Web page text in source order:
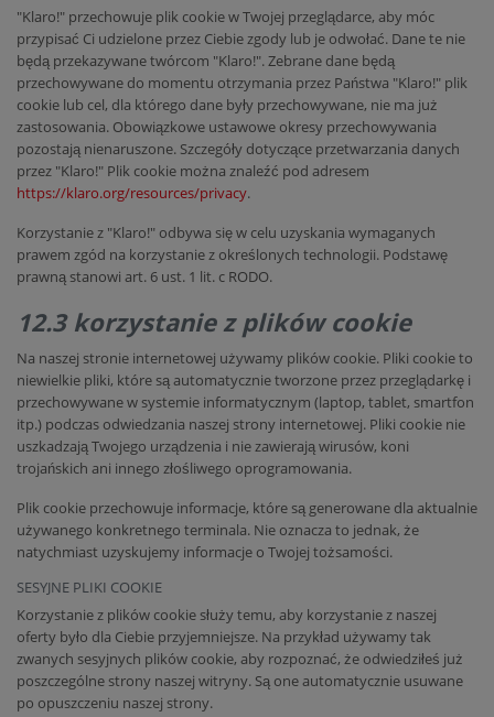
"Klaro!" przechowuje plik cookie w Twojej przeglądarce, aby móc
przypisać Ci udzielone przez Ciebie zgody lub je odwołać. Dane te nie
będą przekazywane twórcom "Klaro!". Zebrane dane będą
przechowywane do momentu otrzymania przez Państwa "Klaro!" plik
cookie lub cel, dla którego dane były przechowywane, nie ma już
zastosowania. Obowiązkowe ustawowe okresy przechowywania
pozostają nienaruszone. Szczegóły dotyczące przetwarzania danych
przez "Klaro!" Plik cookie można znaleźć pod adresem
https://klaro.org/resources/privacy.
Korzystanie z "Klaro!" odbywa się w celu uzyskania wymaganych
prawem zgód na korzystanie z określonych technologii. Podstawę
prawną stanowi art. 6 ust. 1 lit. c RODO.
12.3 korzystanie z plików cookie
Na naszej stronie internetowej używamy plików cookie. Pliki cookie to
niewielkie pliki, które są automatycznie tworzone przez przeglądarkę i
przechowywane w systemie informatycznym (laptop, tablet, smartfon
itp.) podczas odwiedzania naszej strony internetowej. Pliki cookie nie
uszkadzają Twojego urządzenia i nie zawierają wirusów, koni
trojańskich ani innego złośliwego oprogramowania.
Plik cookie przechowuje informacje, które są generowane dla aktualnie
używanego konkretnego terminala. Nie oznacza to jednak, że
natychmiast uzyskujemy informacje o Twojej tożsamości.
SESYJNE PLIKI COOKIE
Korzystanie z plików cookie służy temu, aby korzystanie z naszej
oferty było dla Ciebie przyjemniejsze. Na przykład używamy tak
zwanych sesyjnych plików cookie, aby rozpoznać, że odwiedziłeś już
poszczególne strony naszej witryny. Są one automatycznie usuwane
po opuszczeniu naszej strony.